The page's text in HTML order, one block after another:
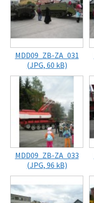
MDD09_ZB-ZA_031
(JPG, 60 kB)
MDD09_ZB-ZA_033
(JPG, 96 kB)